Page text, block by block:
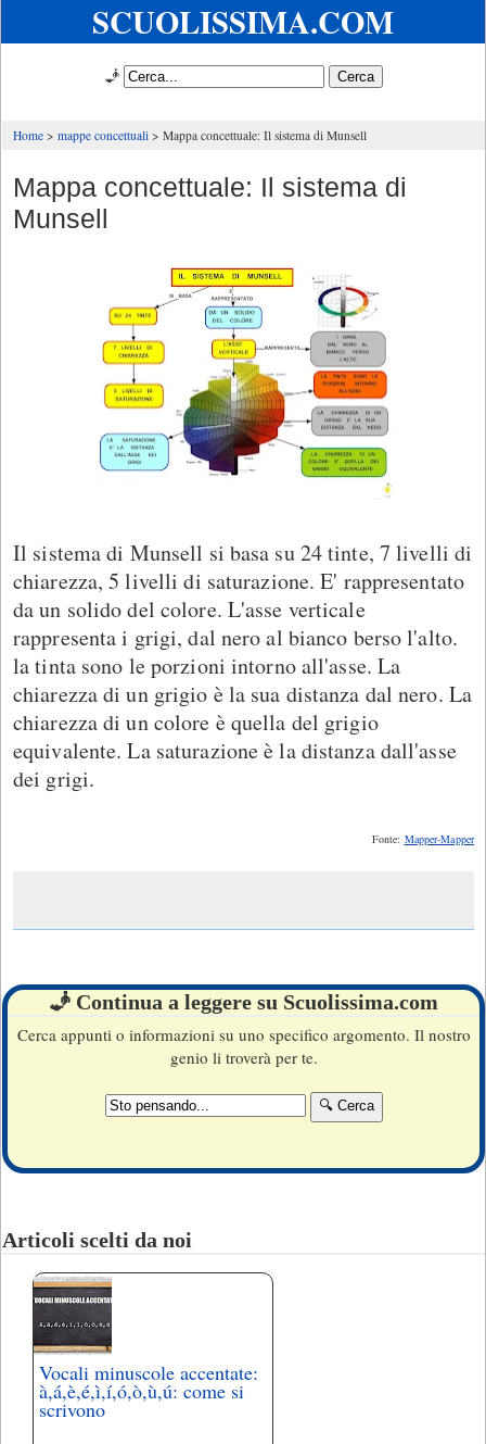
SCUOLISSIMA.COM
🧞
Home mappe concettuali Mappa concettuale: Il sistema di Munsell
Mappa concettuale: Il sistema di
Munsell
Il sistema di Munsell si basa su 24 tinte, 7 livelli di
chiarezza, 5 livelli di saturazione. E' rappresentato
da un solido del colore. L'asse verticale
rappresenta i grigi, dal nero al bianco berso l'alto.
la tinta sono le porzioni intorno all'asse. La
chiarezza di un grigio è la sua distanza dal nero. La
chiarezza di un colore è quella del grigio
equivalente. La saturazione è la distanza dall'asse
dei grigi.
Fonte: Mapper-Mapper
🧞 Continua a leggere su Scuolissima.com
Cerca appunti o informazioni su uno specifico argomento. Il nostro
genio li troverà per te.
Articoli scelti da noi
Vocali minuscole accentate:
à,á,è,é,ì,í,ó,ò,ù,ú: come si
scrivono